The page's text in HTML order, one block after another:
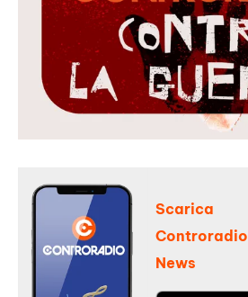
Scarica
Controradio
News